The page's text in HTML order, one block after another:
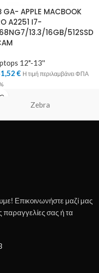
GA- APPLE MACBOOK
A2251 I7-
13.3/16GB/512SSD
12"-13''
€ Η τιμή περιλαμβάνει ΦΠΑ
Zebra
Επικοινωνήστε μαζί μας
παραγγελίες σας ή τα